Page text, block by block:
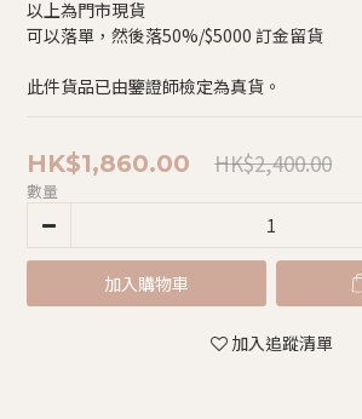
以上為門市現貨
可以落單，然後落50%/$5000 訂金留貨
此件貨品已由鑒證師檢定為真貨。
HK$1,860.00 HK$2,400.00
數量
加入購物車
加入追蹤清單